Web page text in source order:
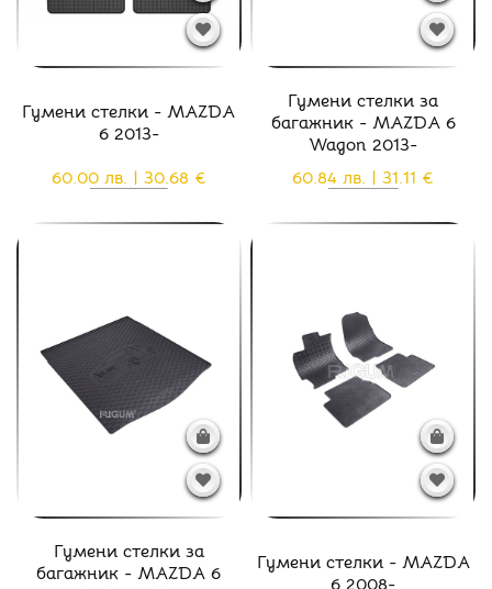
Гумени стелки - MAZDA
6 2013-
60.00 лв. | 30.68 €
Гумени стелки за
багажник - MAZDA 6
Wagon 2013-
60.84 лв. | 31.11 €
Гумени стелки за
багажник - MAZDA 6
Гумени стелки - MAZDA
6 2008-